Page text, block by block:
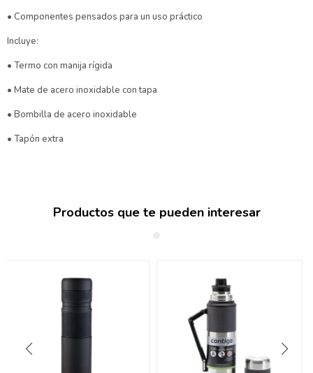
• Componentes pensados para un uso práctico
Incluye:
• Termo con manija rígida
• Mate de acero inoxidable con tapa
• Bombilla de acero inoxidable
• Tapón extra
Productos que te pueden interesar